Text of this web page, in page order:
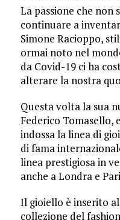
La passione che non
continuare a
Simone Racioppo,
ormai noto nel
da Covid-19 ci ha
alterare la nostra
Questa volta la sua
Federico
indossa la linea di
di fama
linea prestigiosa in
anche a Londra e
Il gioiello è inserito
collezione del